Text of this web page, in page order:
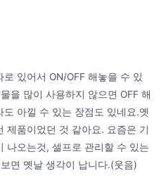
있어서 ON/OFF 해놓을 수 있
을 많이 사용하지 않으면 OFF 해
아낄 수 있는 장점도 있네요.옛
제품이었던 것 같아요. 요즘은 기
나오는것, 셀프로 관리할 수 있는
면 옛날 생각이 납니다.(웃음)